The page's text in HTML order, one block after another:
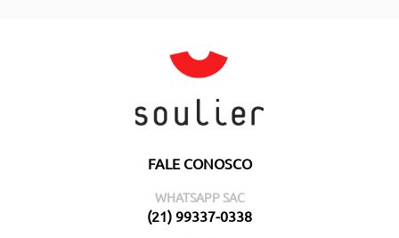
FALE CONOSCO
WHATSAPP SAC
(21) 99337-0338